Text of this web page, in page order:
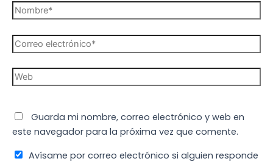
Nombre*
Correo
electrónico*
Web
Guarda mi nombre, correo electrónico y web en
este navegador para la próxima vez que comente.
Avísame por correo electrónico si alguien responde